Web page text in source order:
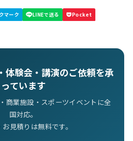
体験会・講演のご依頼を承
っています
商業施設・スポーツイベントに全
国対応。
見積りは無料です。